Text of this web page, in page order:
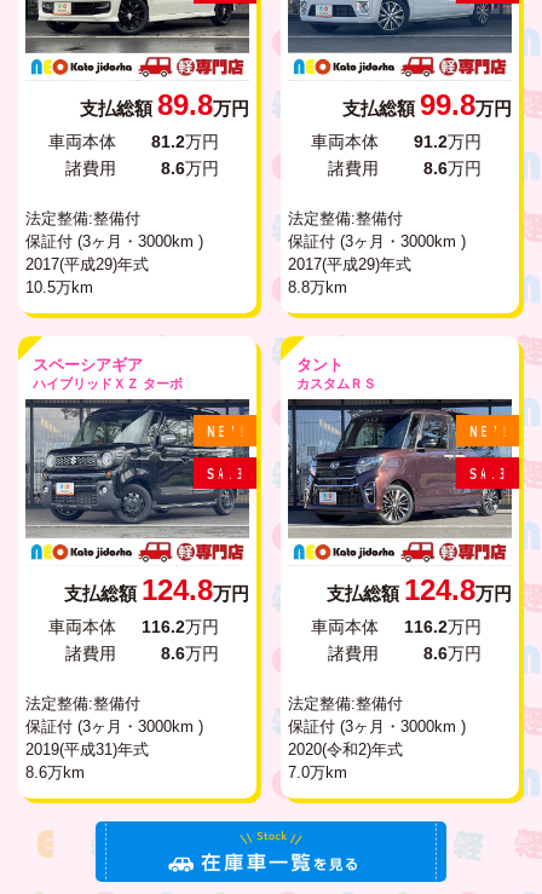
支払総額89.8万円
車両本体 81.2万円
諸費用
8.6万円
法定整備:整備付
保証付 (3ヶ月・3000km )
2017(平成29)年式
10.5万km
支払総額99.8万円
車両本体 91.2万円
諸費用
8.6万円
法定整備:整備付
保証付 (3ヶ月・3000km )
2017(平成29)年式
8.8万km
スペーシアギア
ハイブリッドＸＺ ターボ
N E W !
S A L E
支払総額 124.8万円
車両本体 116.2万円
諸費用
8.6万円
法定整備:整備付
保証付 (3ヶ月・3000km )
2019(平成31)年式
8.6万km
タント
カスタムＲＳ
N E W !
S A L E
支払総額 124.8万円
車両本体 116.2万円
諸費用
8.6万円
法定整備:整備付
保証付 (3ヶ月・3000km )
2020(令和2)年式
7.0万km